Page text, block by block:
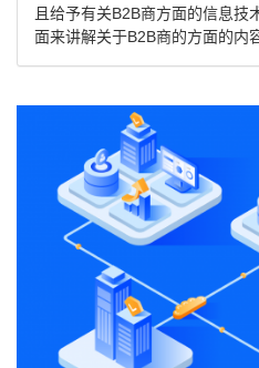
且给予有关B2B商方面的信息技
面来讲解关于B2B商的方面的内